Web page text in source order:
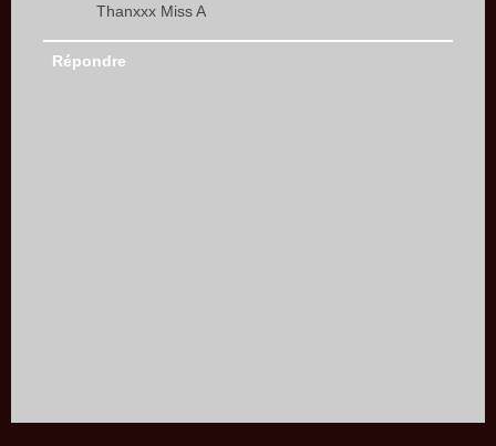
Thanxxx Miss A
Répondre